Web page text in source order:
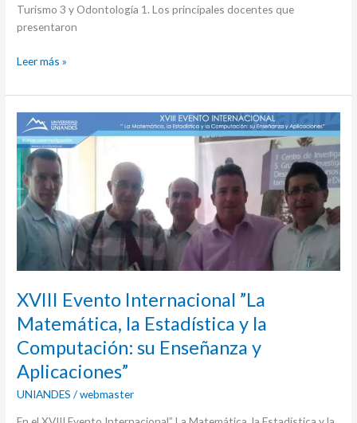
Turismo 3 y Odontología 1. Los principales docentes que
presentaron
Leer más »
XVIII Evento Internacional ”La
Matemática, la Estadística y la
Computación: su Enseñanza y
Aplicaciones”
UNIANDES /webmaster
XVIII
Evento
Internacional
”La
Matemática,
la
Estadística
la
su
y
Aplicaciones”